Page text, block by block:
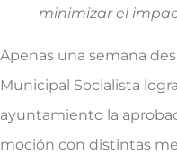
minimizar el
Apenas una semana
Municipal Socialista
ayuntamiento la
moción con distintas